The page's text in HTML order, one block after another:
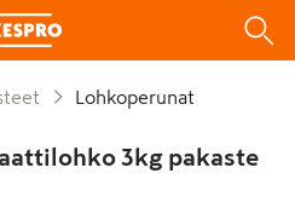
Lohkoperunat
3kg pakaste